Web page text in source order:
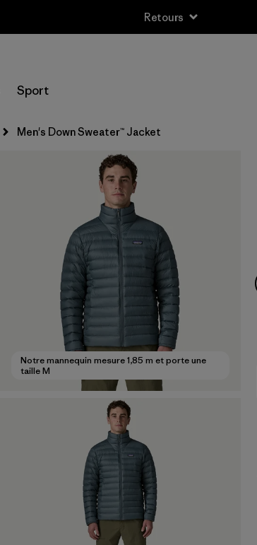
Retours
Sport
Men's Down Sweater™ Jacket
Notre mannequin mesure 1,85 m et porte une
taille M